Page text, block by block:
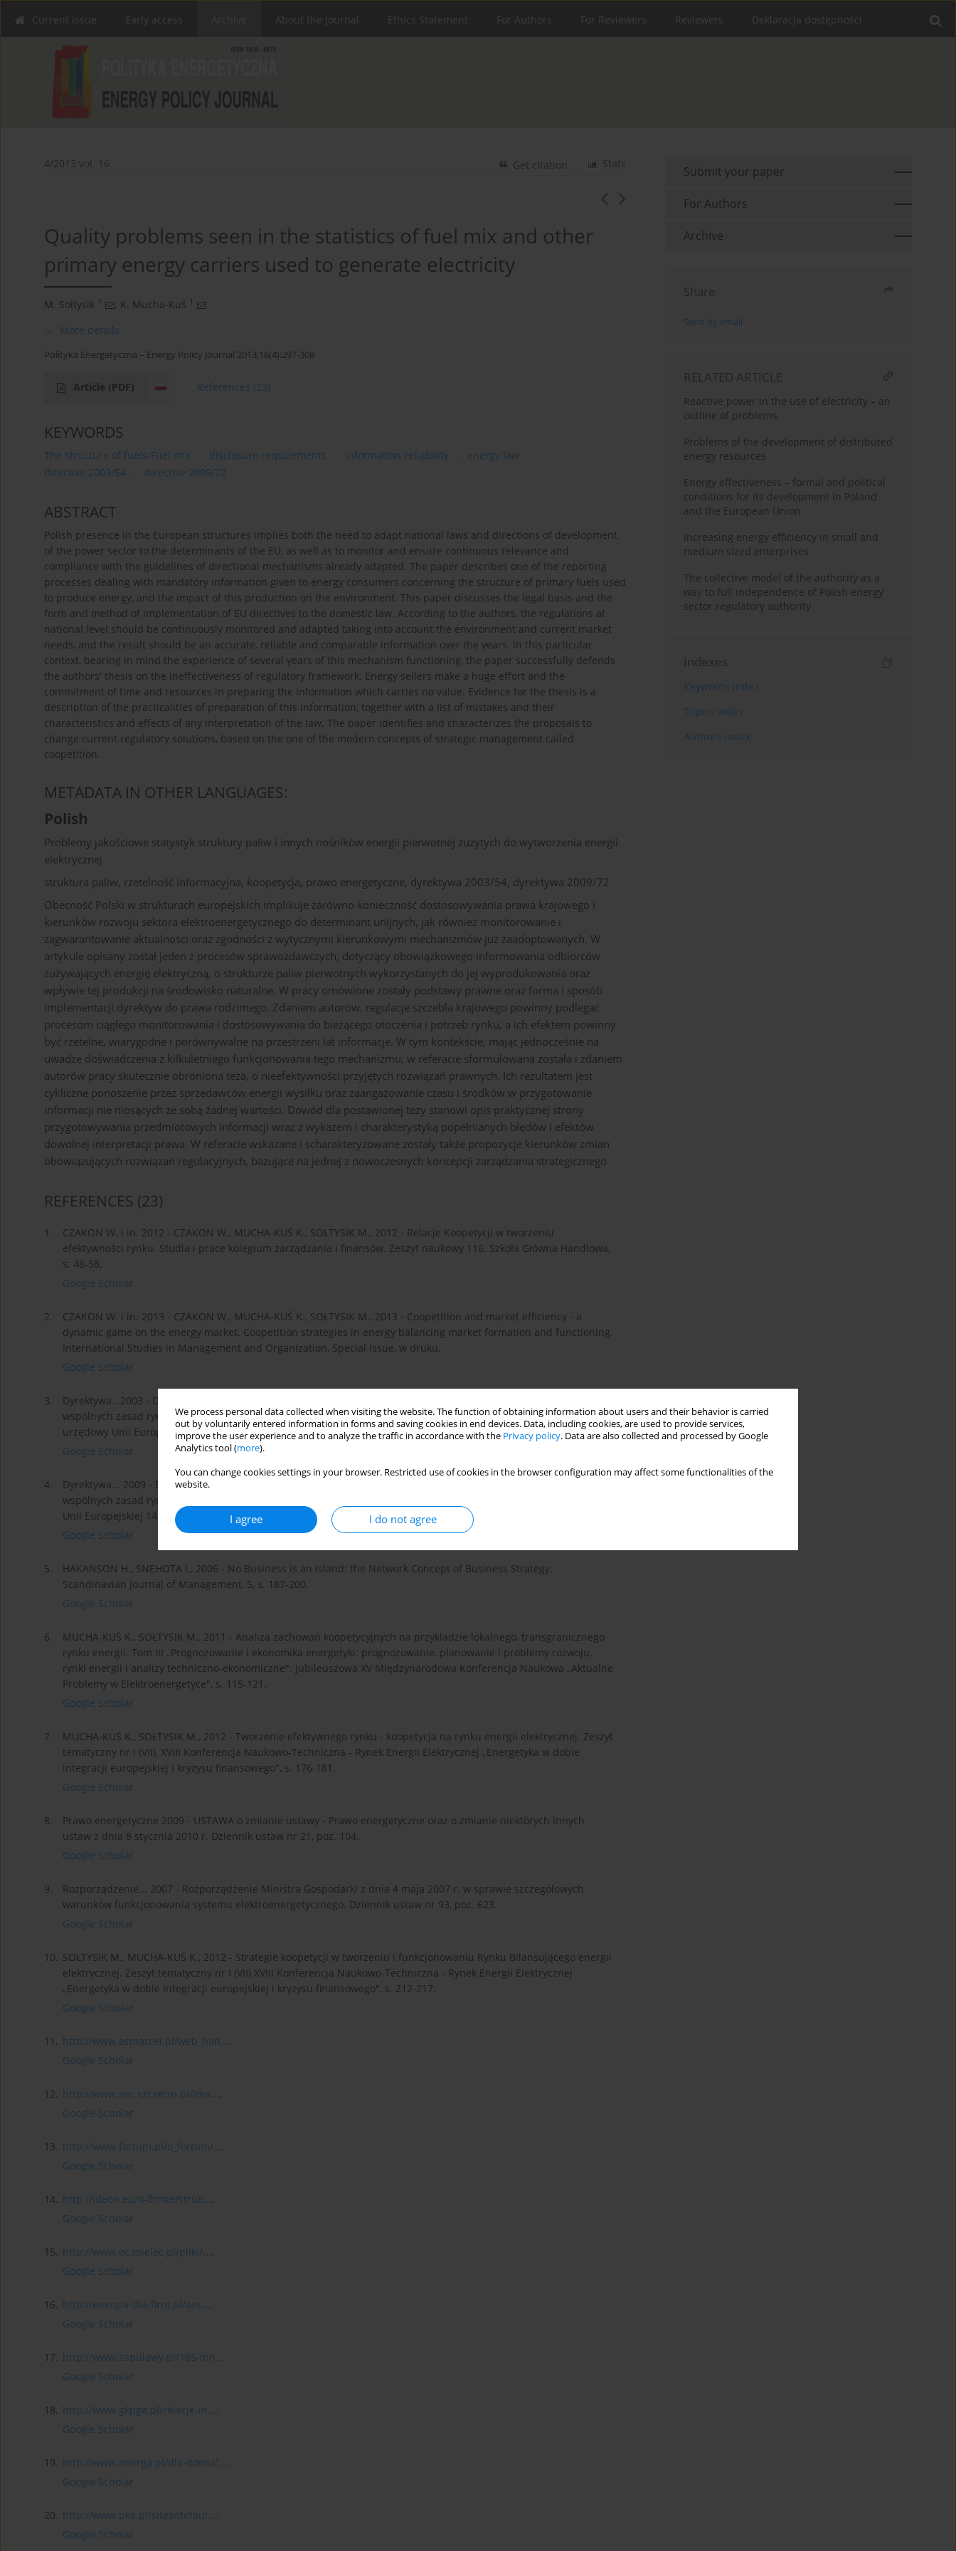
We process personal data collected when visiting the website. The function of obtaining information about users and their behavior is carried
out by voluntarily entered information in forms and saving cookies in end devices. Data, including cookies, are used to provide services,
improve the user experience and to analyze the traffic in accordance with the Privacy policy. Data are also collected and processed by Google
Analytics tool (more).
You can change cookies settings in your browser. Restricted use of cookies in the browser configuration may affect some functionalities of the
website.
I agree I do not agree
Current issue Early access About the Journal Ethics Statement For Authors For Reviewers Reviewers Deklaracja dostępności
4/2013 vol. 16 Stats
Get citation
Quality problems seen in the statistics of fuel mix and other
primary energy carriers used to generate electricity
M. Sołtysik 1 , K. Mucha-Kuś 1
More details
Polityka Energetyczna – Energy Policy Journal 2013;16(4):297-308
Article (PDF) References (23)
KEYWORDS
The structure of fuels/Fuel mix disclosure requirements information reliability
energy law
directive 2003/54
directive 2009/72
ABSTRACT
Polish presence in the European structures implies both the need to adapt national laws and directions of development
of the power sector to the determinants of the EU, as well as to monitor and ensure continuous relevance and
compliance with the guidelines of directional mechanisms already adapted. The paper describes one of the reporting
processes dealing with mandatory information given to energy consumers concerning the structure of primary fuels used
to produce energy, and the impact of this production on the environment. This paper discusses the legal basis and the
form and method of implementation of EU directives to the domestic law. According to the authors, the regulations at
national level should be continuously monitored and adapted taking into account the environment and current market
needs, and the result should be an accurate, reliable and comparable information over the years. In this particular
context, bearing in mind the experience of several years of this mechanism functioning, the paper successfully defends
the authors' thesis on the ineffectiveness of regulatory framework. Energy sellers make a huge effort and the
commitment of time and resources in preparing the information which carries no value. Evidence for the thesis is a
description of the practicalities of preparation of this information, together with a list of mistakes and their
characteristics and effects of any interpretation of the law. The paper identifies and characterizes the proposals to
change current regulatory solutions, based on the one of the modern concepts of strategic management called
coopetition.
METADATA IN OTHER LANGUAGES:
Polish
Problemy jakościowe statystyk struktury paliw i innych nośników energii pierwotnej zużytych do wytworzenia energii
elektrycznej
struktura paliw, rzetelność informacyjna, koopetycja, prawo energetyczne, dyrektywa 2003/54, dyrektywa 2009/72
Obecność Polski w strukturach europejskich implikuje zarówno konieczność dostosowywania prawa krajowego i
kierunków rozwoju sektora elektroenergetycznego do determinant unijnych, jak również monitorowanie i
zagwarantowanie aktualności oraz zgodności z wytycznymi kierunkowymi mechanizmów już zaadoptowanych. W
artykule opisany został jeden z procesów sprawozdawczych, dotyczący obowiązkowego informowania odbiorców
zużywających energię elektryczną, o strukturze paliw pierwotnych wykorzystanych do jej wyprodukowania oraz
wpływie tej produkcji na środowisko naturalne. W pracy omówione zostały podstawy prawne oraz forma i sposób
implementacji dyrektyw do prawa rodzimego. Zdaniem autorów, regulacje szczebla krajowego powinny podlegać
procesom ciągłego monitorowania i dostosowywania do bieżącego otoczenia i potrzeb rynku, a ich efektem powinny
być rzetelne, wiarygodne i porównywalne na przestrzeni lat informacje. W tym kontekście, mając jednocześnie na
uwadze doświadczenia z kilkuletniego funkcjonowania tego mechanizmu, w referacie sformułowana została i zdaniem
autorów pracy skutecznie obroniona teza, o nieefektywności przyjętych rozwiązań prawnych. Ich rezultatem jest
cykliczne ponoszenie przez sprzedawców energii wysiłku oraz zaangażowanie czasu i środków w przygotowanie
informacji nie niosących ze sobą żadnej wartości. Dowód dla postawionej tezy stanowi opis praktycznej strony
przygotowywania przedmiotowych informacji wraz z wykazem i charakterystyką popełnianych błędów i efektów
dowolnej interpretacji prawa. W referacie wskazane i scharakteryzowane zostały także propozycje kierunków zmian
obowiązujących rozwiązań regulacyjnych, bazujące na jednej z nowoczesnych koncepcji zarządzania strategicznego
REFERENCES (23)
1.
CZAKON W. i in. 2012 - CZAKON W., MUCHA-KUŚ K., SOŁTYSIK M., 2012 - Relacje Koopetycji w tworzeniu
efektywności rynku. Studia i prace kolegium zarządzania i finansów. Zeszyt naukowy 116. Szkoła Główna Handlowa,
s. 48-58.
Google Scholar
2.
CZAKON W. i in. 2013 - CZAKON W., MUCHA-KUŚ K., SOŁTYSIK M., 2013 - Coopetition and market efficiency - a
dynamic game on the energy market. Coopetition strategies in energy balancing market formation and functioning.
International Studies in Management and Organization, Special Issue, w druku.
Google Scholar
3.
Dyrektywa...2003 - Dyrektywa 2003/54/WE Parlamentu europejskiego i rady z dnia 26 czerwca 2003 r. dotycząca
wspólnych zasad rynku wewnętrznego energii elektrycznej i uchylająca dyrektywę 96/92/WE L 176/37. Dziennik
urzędowy Unii Europejskiej 15.7.2003.
Google Scholar
4.
Dyrektywa... 2009 - Dyrektywa 2009/72/WE Parlamentu europejskiego i rady z dnia 13 lipca 2009 r. dotycząca
wspólnych zasad rynku wewnętrznego energii elektrycznej i uchylająca dyrektywę 2003/54/WE. Dziennik urzędowy
Unii Europejskiej 14.8.2009.
Google Scholar
5.
HAKANSON H., SNEHOTA I., 2006 - No Business is an Island: the Network Concept of Business Strategy.
Scandinavian Journal of Management, 5, s. 187-200.
Google Scholar
6.
MUCHA-KUŚ K., SOŁTYSIK M., 2011 - Analiza zachowań koopetycyjnych na przykładzie lokalnego, transgranicznego
rynku energii. Tom III „Prognozowanie i ekonomika energetyki: prognozowanie, planowanie i problemy rozwoju,
rynki energii i analizy techniczno-ekonomiczne". Jubileuszowa XV Międzynarodowa Konferencja Naukowa „Aktualne
Problemy w Elektroenergetyce", s. 115-121.
Google Scholar
7.
MUCHA-KUŚ K., SOŁTYSIK M., 2012 - Tworzenie efektywnego rynku - koopetycja na rynku energii elektrycznej. Zeszyt
tematyczny nr I (VII), XVIII Konferencja Naukowo-Techniczna - Rynek Energii Elektrycznej „Energetyka w dobie
integracji europejskiej i kryzysu finansowego", s. 176-181.
Google Scholar
8.
Prawo energetyczne 2009 - USTAWA o zmianie ustawy - Prawo energetyczne oraz o zmianie niektórych innych
ustaw z dnia 8 stycznia 2010 r. Dziennik ustaw nr 21, poz. 104.
Google Scholar
9.
Rozporządzenie... 2007 - Rozporządzenie Ministra Gospodarki z dnia 4 maja 2007 r. w sprawie szczegółowych
warunków funkcjonowania systemu elektroenergetycznego. Dziennik ustaw nr 93, poz. 623.
Google Scholar
10. SOŁTYSIK M., MUCHA-KUŚ K., 2012 - Strategie koopetycji w tworzeniu i funkcjonowaniu Rynku Bilansującego energii
elektrycznej. Zeszyt tematyczny nr I (VII) XVIII Konferencja Naukowo-Techniczna - Rynek Energii Elektrycznej
„Energetyka w dobie integracji europejskiej i kryzysu finansowego", s. 212-217.
Google Scholar
11. http://www.ecmarcel.pl/web_han....
Google Scholar
12. http://www.sec.szczecin.pl/ima....
Google Scholar
13. http://www.fortum.pl/o_fortum/....
Google Scholar
14. http://ideon.eu/o-firmie/struk....
Google Scholar
15. http://www.ec.mielec.pl/pliki/....
Google Scholar
16. http://energia-dla-firm.pl/ass....
Google Scholar
17. http://www.zapulawy.pl/185-inn....
Google Scholar
18. http://www.gkpge.pl/relacje-in....
Google Scholar
19. http://www.energa.pl/dla-domu/....
Google Scholar
20. http://www.pke.pl/sites/defaul....
Google Scholar
Submit your paper
For Authors
Archive
Share
Send by email
RELATED ARTICLE
Reactive power in the use of electricity – an
outline of problems
Problems of the development of distributed
energy resources
Energy effectiveness – formal and political
conditions for its development in Poland
and the European Union
Increasing energy efficiency in small and
medium sized enterprises
The collective model of the authority as a
way to full independence of Polish energy
sector regulatory authority
Indexes
Keywords index
Topics index
Authors index